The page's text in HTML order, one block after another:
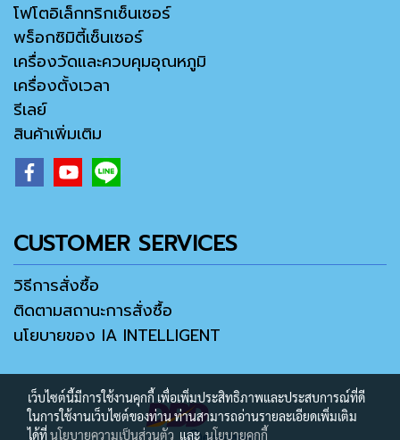
โฟโตอิเล็กทริกเซ็นเซอร์
พร็อกซิมิตี้เซ็นเซอร์
เครื่องวัดและควบคุมอุณหภูมิ
เครื่องตั้งเวลา
รีเลย์
สินค้าเพิ่มเติม
CUSTOMER SERVICES
วิธีการสั่งซื้อ
ติดตามสถานะการสั่งซื้อ
นโยบายของ IA INTELLIGENT
เว็บไซต์นี้มีการใช้งานคุกกี้ เพื่อเพิ่มประสิทธิภาพและประสบการณ์ที่ดี
ในการใช้งานเว็บไซต์ของท่าน ท่านสามารถอ่านรายละเอียดเพิ่มเติม
ได้ที่นโยบายความเป็นส่วนตัว และนโยบายคุกกี้